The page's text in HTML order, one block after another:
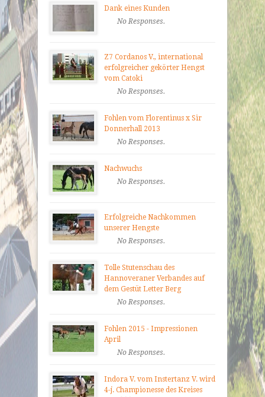
Dank eines Kunden
No Responses.
Z7 Cordanos V., international
erfolgreicher gekörter Hengst
vom Catoki
No Responses.
Fohlen vom Florentinus x Sir
Donnerhall 2013
No Responses.
Nachwuchs
No Responses.
Erfolgreiche Nachkommen
unserer Hengste
No Responses.
Tolle Stutenschau des
Hannoveraner Verbandes auf
dem Gestüt Letter Berg
No Responses.
Fohlen 2015 - Impressionen
April
No Responses.
Indora V. vom Instertanz V. wird
4-j. Championesse des Kreises